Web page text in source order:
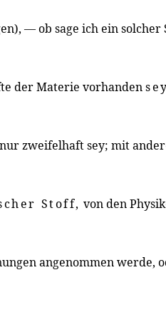
— ob sage ich ein solcher
der Materie vorhanden
zweifelhaft sey; mit
Stoff, von den
angenommen werde,